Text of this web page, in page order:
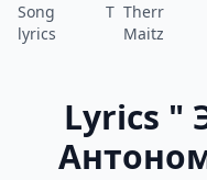
Song
lyrics
T Therr
Maitz
Lyrics "